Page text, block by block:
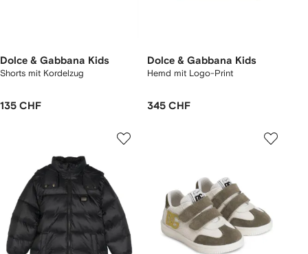
Dolce & Gabbana Kids
Shorts mit Kordelzug
135 CHF
Dolce & Gabbana Kids
Hemd mit Logo-Print
345 CHF